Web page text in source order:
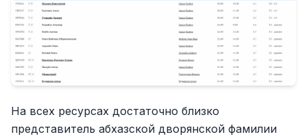
На всех ресурсах достаточно близко
представитель абхазской дворянской фамилии